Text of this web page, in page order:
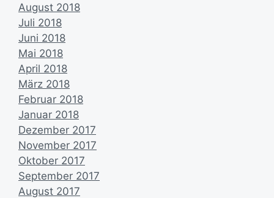
August 2018
Juli 2018
Juni 2018
Mai 2018
April 2018
März 2018
Februar 2018
Januar 2018
Dezember 2017
November 2017
Oktober 2017
September 2017
August 2017